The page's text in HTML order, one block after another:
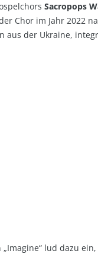
Sacropops
Chor im Jahr 2022
aus der Ukraine,
lud dazu